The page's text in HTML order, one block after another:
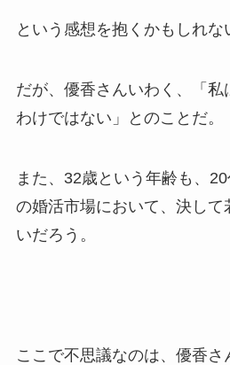
という感想を抱くかもしれな
だが、優香さんいわく、「私
わけではない」とのことだ。
また、32歳という年齢も、
の婚活市場において、決して
いだろう。
ここで不思議なのは、優香さ